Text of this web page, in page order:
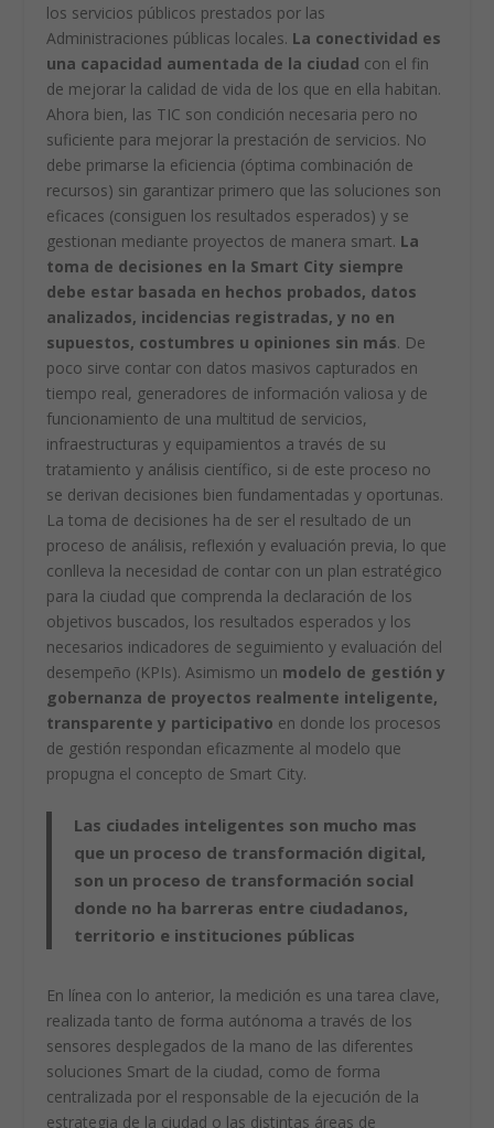
los servicios públicos prestados por las
Administraciones públicas locales. La conectividad es
una capacidad aumentada de la ciudad con el fin
de mejorar la calidad de vida de los que en ella habitan.
Ahora bien, las TIC son condición necesaria pero no
suficiente para mejorar la prestación de servicios. No
debe primarse la eficiencia (óptima combinación de
recursos) sin garantizar primero que las soluciones son
eficaces (consiguen los resultados esperados) y se
gestionan mediante proyectos de manera smart. La
toma de decisiones en la Smart City siempre
debe estar basada en hechos probados, datos
analizados, incidencias registradas, y no en
supuestos, costumbres u opiniones sin más. De
poco sirve contar con datos masivos capturados en
tiempo real, generadores de información valiosa y de
funcionamiento de una multitud de servicios,
infraestructuras y equipamientos a través de su
tratamiento y análisis científico, si de este proceso no
se derivan decisiones bien fundamentadas y oportunas.
La toma de decisiones ha de ser el resultado de un
proceso de análisis, reflexión y evaluación previa, lo que
conlleva la necesidad de contar con un plan estratégico
para la ciudad que comprenda la declaración de los
objetivos buscados, los resultados esperados y los
necesarios indicadores de seguimiento y evaluación del
desempeño (KPIs). Asimismo un modelo de gestión y
gobernanza de proyectos realmente inteligente,
transparente y participativo en donde los procesos
de gestión respondan eficazmente al modelo que
propugna el concepto de Smart City.
Las ciudades inteligentes son mucho mas
que un proceso de transformación digital,
son un proceso de transformación social
donde no ha barreras entre ciudadanos,
territorio e instituciones públicas
En línea con lo anterior, la medición es una tarea clave,
realizada tanto de forma autónoma a través de los
sensores desplegados de la mano de las diferentes
soluciones Smart de la ciudad, como de forma
centralizada por el responsable de la ejecución de la
estrategia de la ciudad o las distintas áreas de